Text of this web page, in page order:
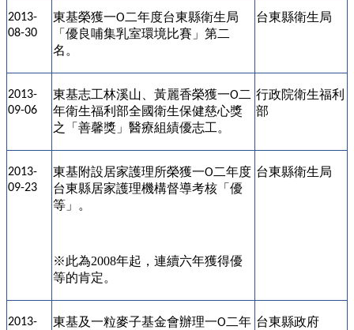
2013-
08-30
東基榮獲一O二年度台東縣衛生局
「優良哺集乳室環境比賽」第二
名。
台東縣衛生局
2013-
09-06
東基志工林溪山、黃麗香榮獲一O二
年衛生福利部全國衛生保健慈心獎
之「善馨獎」醫療組績優志工。
行政院衛生福利
部
2013-
09-23
東基附設居家護理所榮獲一O二年度
台東縣居家護理機構督導考核「優
等」。
※此為2008年起，連續六年獲得優
等的肯定。
台東縣衛生局
2013-
東基及一粒麥子基金會辦理一O二年 台東縣政府